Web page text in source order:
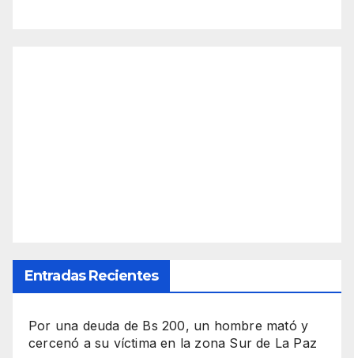
Entradas Recientes
Por una deuda de Bs 200, un hombre mató y
cercenó a su víctima en la zona Sur de La Paz